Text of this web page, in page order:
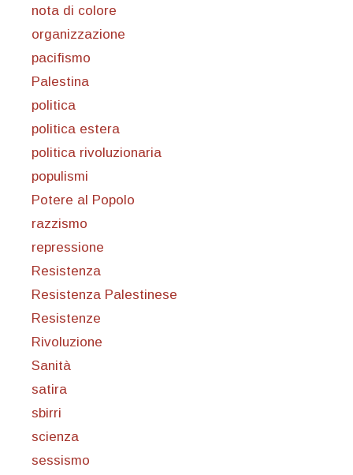
nota di colore
organizzazione
pacifismo
Palestina
politica
politica estera
politica rivoluzionaria
populismi
Potere al Popolo
razzismo
repressione
Resistenza
Resistenza Palestinese
Resistenze
Rivoluzione
Sanità
satira
sbirri
scienza
sessismo